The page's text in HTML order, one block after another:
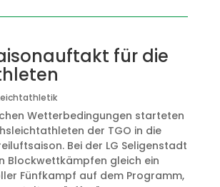
für die
Wetterbedingungen starteten
der TGO in die
Bei der LG Seligenstadt
Blockwettkämpfen gleich ein
Fünfkampf auf dem Programm,